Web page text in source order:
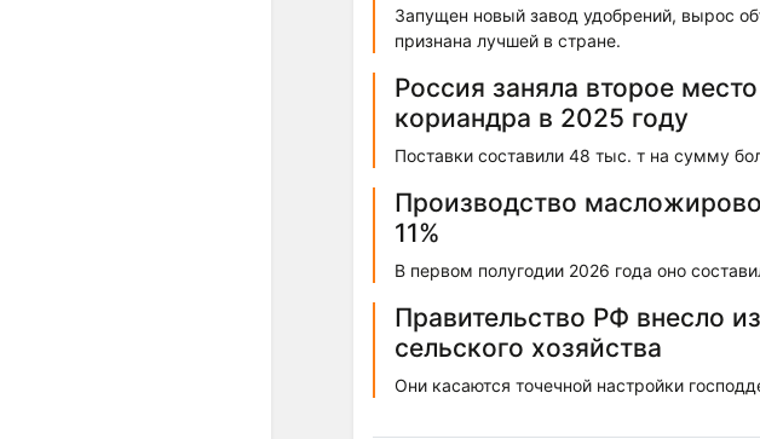
Запущен новый завод удобрений, вырос
признана лучшей в стране.
Россия заняла второе
кориандра в 2025 году
Поставки составили 48 тыс. т на сумму
Производство
11%
В первом полугодии 2026 года оно
Правительство РФ внесло
сельского хозяйства
Они касаются точечной настройки